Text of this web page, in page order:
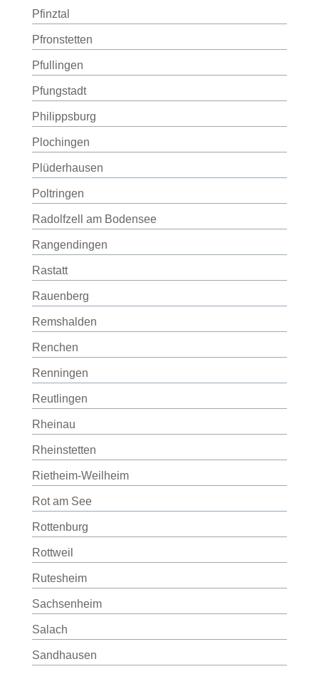
Pfinztal
Pfronstetten
Pfullingen
Pfungstadt
Philippsburg
Plochingen
Plüderhausen
Poltringen
Radolfzell am Bodensee
Rangendingen
Rastatt
Rauenberg
Remshalden
Renchen
Renningen
Reutlingen
Rheinau
Rheinstetten
Rietheim-Weilheim
Rot am See
Rottenburg
Rottweil
Rutesheim
Sachsenheim
Salach
Sandhausen